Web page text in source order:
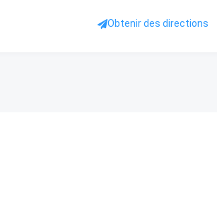
Obtenir des directions